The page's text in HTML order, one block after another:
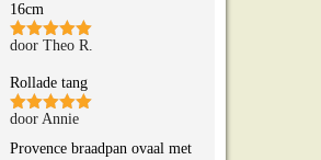
16cm
Gewaardeerd
door Theo R.
Rollade tang
Gewaardeerd
5uit 5
door Annie
Provence braadpan ovaal met